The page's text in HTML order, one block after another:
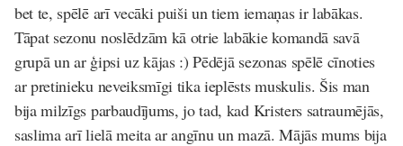
bet te, spēlē arī vecāki puiši un tiem iemaņas ir labākas.
Tāpat sezonu noslēdzām kā otrie labākie komandā savā
grupā un ar ģipsi uz kājas :) Pēdējā sezonas spēlē cīnoties
ar pretinieku neveiksmīgi tika ieplēsts muskulis. Šis man
bija milzīgs parbaudījums, jo tad, kad Kristers satraumējās,
saslima arī lielā meita ar angīnu un mazā. Mājās mums bija